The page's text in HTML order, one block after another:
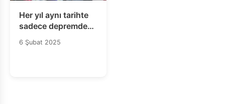
Her yıl aynı tarihte
sadece depremde
kaybettiklerimizi
anmakla
6 Şubat 2025